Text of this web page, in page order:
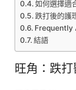
如何選擇適
跌打後的護
Frequently
結語
旺角：跌